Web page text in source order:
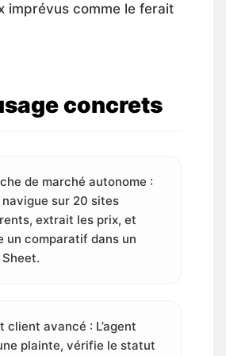
imprévus comme le ferait
concrets
de marché autonome :
navigue sur 20 sites
extrait les prix, et
un comparatif dans un
client avancé : L’agent
plainte, vérifie le statut